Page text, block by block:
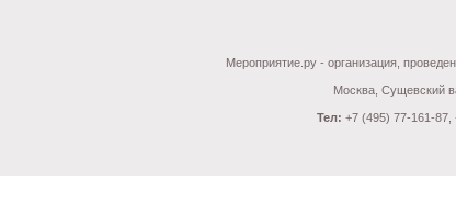
Мероприятие.ру - организация,
Москва, Сущевский
Тел: +7 (495) 77-161-